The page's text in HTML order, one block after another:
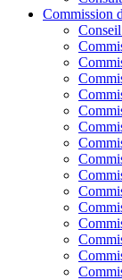
Commission